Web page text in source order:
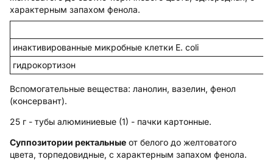
характерным запахом фенола.
инактивированные микробные клетки E. coli
гидрокортизон
Вспомогательные вещества: ланолин, вазелин, фенол
(консервант).
25 г - тубы алюминиевые (1) - пачки картонные.
Суппозитории ректальные от белого до желтоватого
цвета, торпедовидные, с характерным запахом фенола.